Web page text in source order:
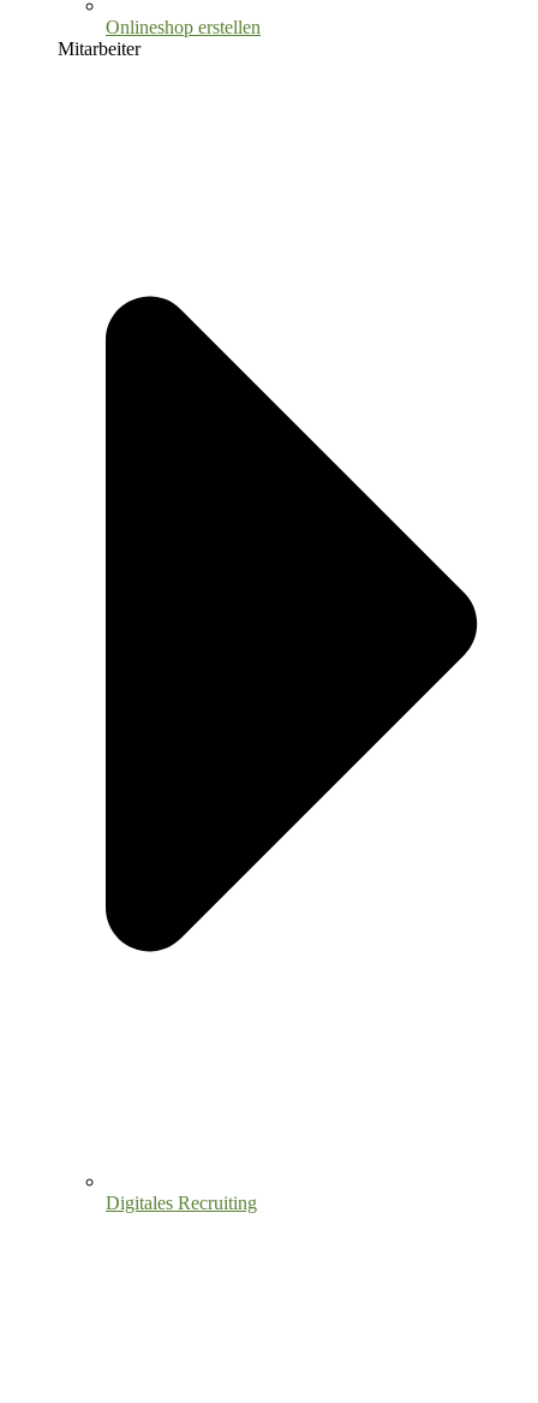
Onlineshop erstellen
Mitarbeiter
Digitales Recruiting